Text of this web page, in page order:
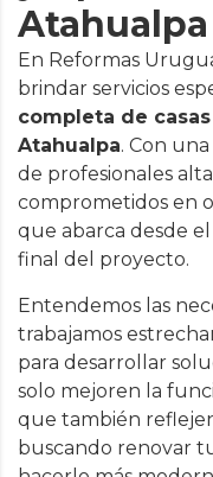
Atahualpa
En Reformas
brindar servicios
completa de
Atahualpa. Con
de profesionales
comprometidos en
que abarca desde
final del proyecto.
Entendemos las
trabajamos
para desarrollar
solo mejoren la
que también
buscando renovar